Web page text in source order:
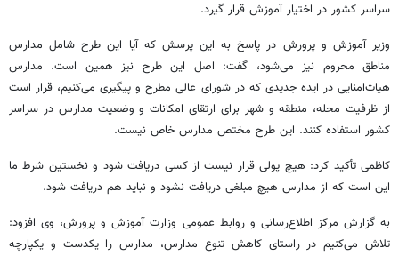
سراسر کشور در اختیار آموزش قرار گیرد.
وزیر آموزش و پرورش در پاسخ به این پرسش که آیا این طرح شامل مدارس
مناطق محروم نیز می‌شود، گفت: اصل این طرح نیز همین است. مدارس
هیات‌امنایی در ایده جدیدی که در شورای عالی مطرح و پیگیری می‌کنیم، قرار است
از ظرفیت محله، منطقه و شهر برای ارتقای امکانات و وضعیت مدارس در سراسر
کشور استفاده کنند. این طرح مختص مدارس خاص نیست.
کاظمی تأکید کرد: هیچ پولی قرار نیست از کسی دریافت شود و نخستین شرط ما
این است که از مدارس هیچ مبلغی دریافت نشود و نباید هم دریافت شود.
به گزارش مرکز اطلاع‌رسانی و روابط عمومی وزارت آموزش و پرورش، وی افزود:
تلاش می‌کنیم در راستای کاهش تنوع مدارس، مدارس را یکدست و یکپارچه